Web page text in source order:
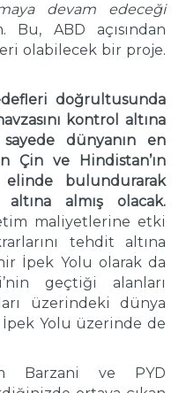
devam edeceği
Bu, ABD açısından
olabilecek bir proje.
doğrultusunda
kontrol altına
sayede dünyanın en
ve Hindistan’ın
bulundurarak
almış olacak.
maliyetlerine etki
tehdit altına
İpek Yolu olarak da
geçtiği alanları
üzerindeki dünya
Yolu üzerinde de
Barzani ve PYD